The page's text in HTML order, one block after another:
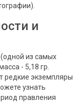
и
из самых
- 5,18 гр.
редкие экземпляры
узнать
правления